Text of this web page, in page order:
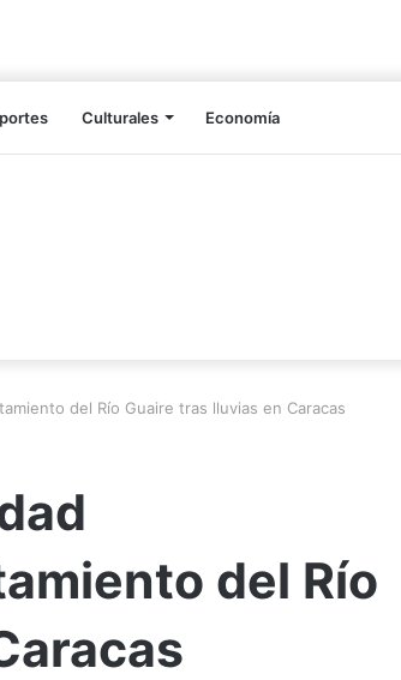
Culturales Economía
del Río Guaire tras lluvias en Caracas
del Río